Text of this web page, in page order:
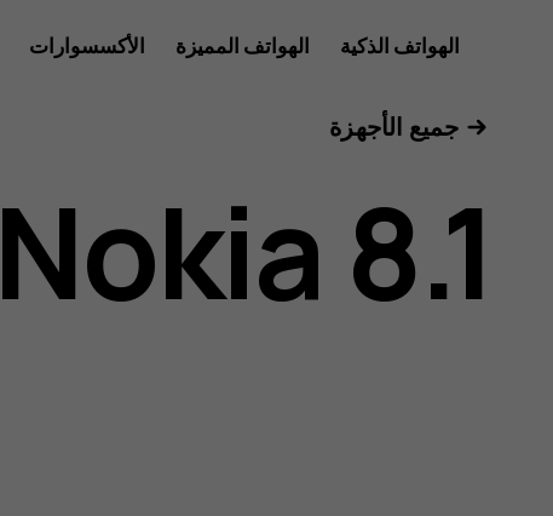
دليل
مستخدم
هاتف
الهواتف الذكية الهواتف المميزة الأكسسوارات
جميع الأجهزة
Nokia 8.1